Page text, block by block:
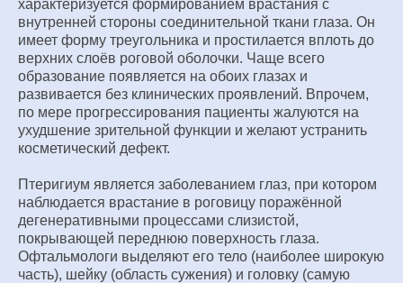
характеризуется формированием врастания с
внутренней стороны соединительной ткани глаза. Он
имеет форму треугольника и простилается вплоть до
верхних слоёв роговой оболочки. Чаще всего
образование появляется на обоих глазах и
развивается без клинических проявлений. Впрочем,
по мере прогрессирования пациенты жалуются на
ухудшение зрительной функции и желают устранить
косметический дефект.
Птеригиум является заболеванием глаз, при котором
наблюдается врастание в роговицу поражённой
дегенеративными процессами слизистой,
покрывающей переднюю поверхность глаза.
Офтальмологи выделяют его тело (наиболее широкую
часть), шейку (область сужения) и головку (самую